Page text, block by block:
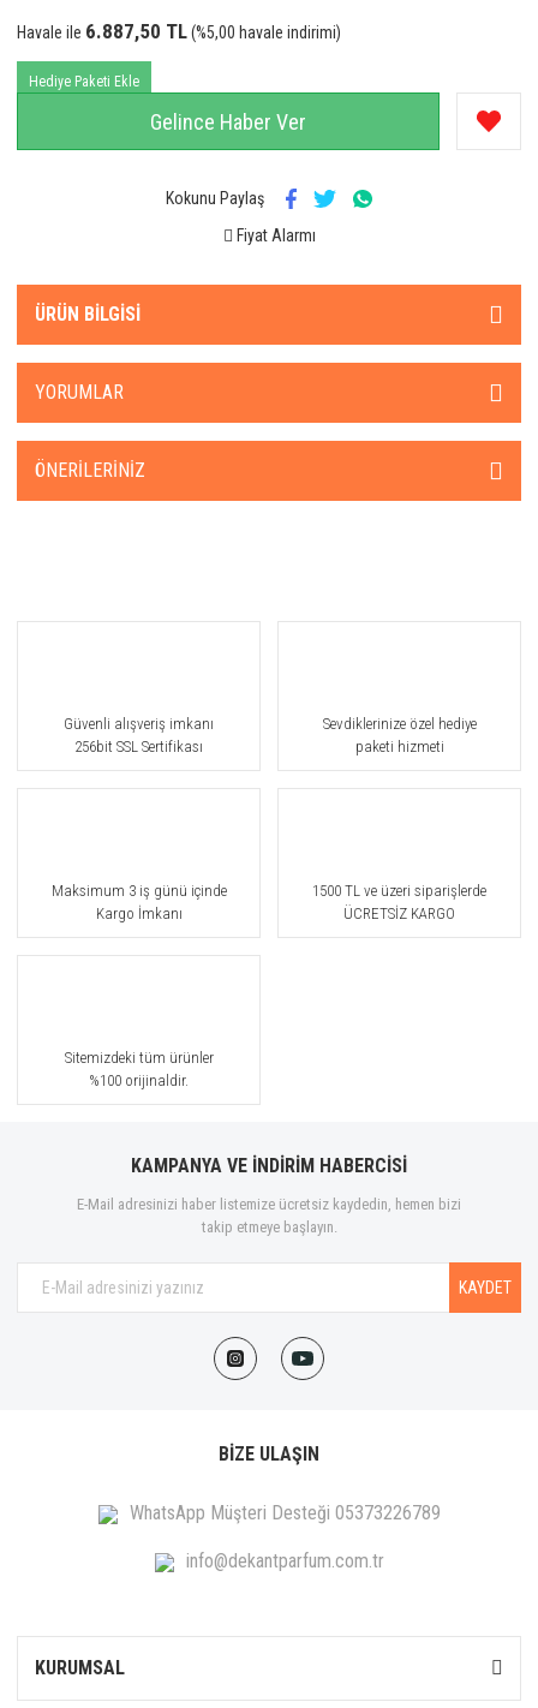
Havale ile 6.887,50 TL(%5,00 havale indirimi)
Hediye Paketi Ekle
Gelince Haber Ver
Kokunu Paylaş
Fiyat Alarmı
ÜRÜN BILGISI
YORUMLAR
ÖNERILERINIZ
Güvenli alışveriş imkanı
256bit SSL Sertifikası
Sevdiklerinize özel hediye
paketi hizmeti
Maksimum 3 iş günü içinde
Kargo İmkanı
1500 TL ve üzeri siparişlerde
ÜCRETSİZ KARGO
Sitemizdeki tüm ürünler
%100 orijinaldir.
KAMPANYA VE İNDİRİM HABERCİSİ
E-Mail adresinizi haber listemize ücretsiz kaydedin, hemen bizi
takip etmeye başlayın.
KAYDET
BİZE ULAŞIN
WhatsApp Müşteri Desteği 05373226789
info@dekantparfum.com.tr
KURUMSAL